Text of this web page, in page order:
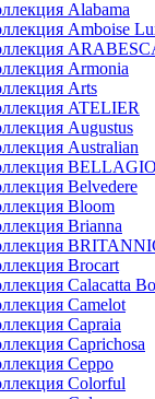
Alabama
Amboise
Armonia
Arts
ATELIER
Augustus
Australian
BELLAGIO
Belvedere
Bloom
Brianna
Brocart
Calacatta
Camelot
Capraia
Caprichosa
Ceppo
Colorful